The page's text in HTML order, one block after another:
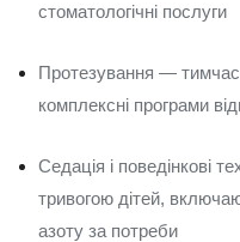
стоматологічні послуги
Протезування —
комплексні програми
Седація і поведінкові
тривогою дітей,
азоту за потреби